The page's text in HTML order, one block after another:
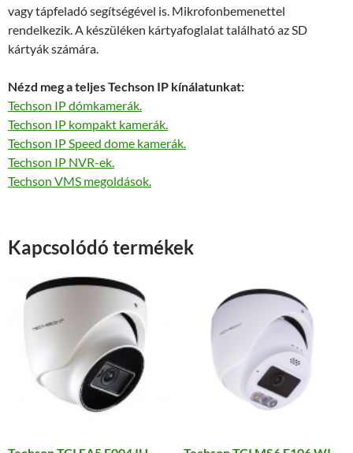
vagy tápfeladó segítségével is. Mikrofonbemenettel
rendelkezik. A készüléken kártyafoglalat található az SD
kártyák számára.
Nézd meg a teljes Techson IP kínálatunkat:
Techson IP dómkamerák.
Techson IP kompakt kamerák.
Techson IP Speed dome kamerák.
Techson IP NVR-ek.
Techson VMS megoldások.
Kapcsolódó termékek